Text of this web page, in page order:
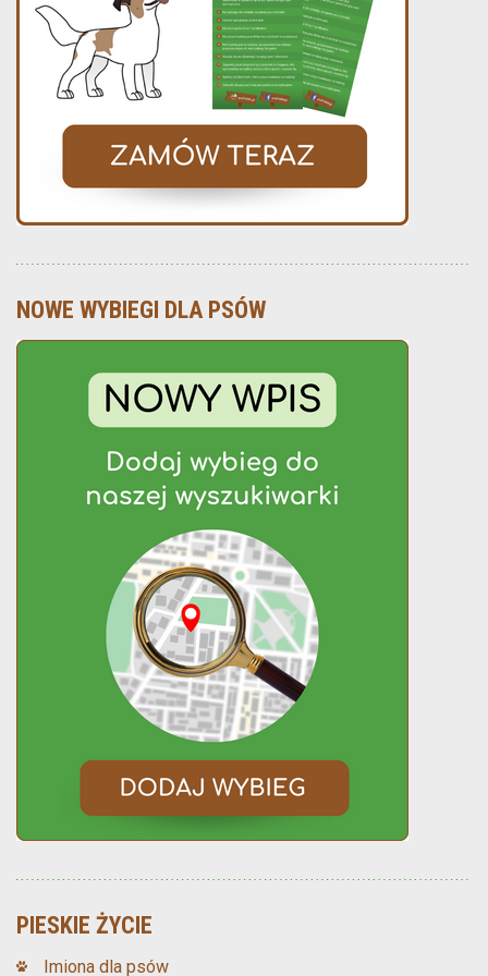
NOWE WYBIEGI DLA PSÓW
PIESKIE ŻYCIE
Imiona dla psów